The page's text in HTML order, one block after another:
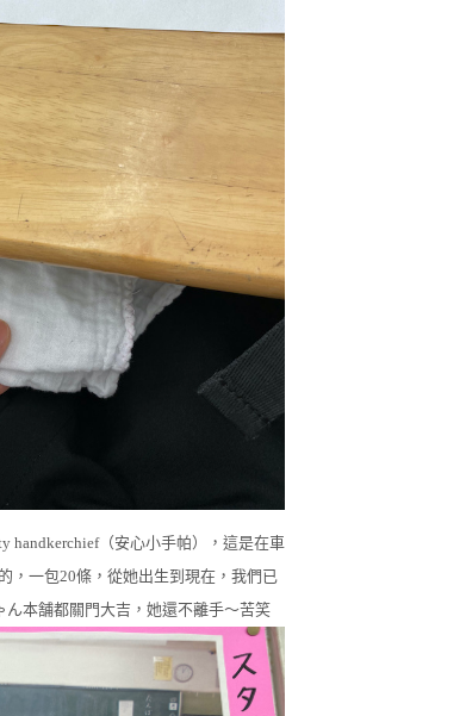
handkerchief（安心小手帕），這是在車
，一包20條，從她出生到現在，我們已
ん本舗都關門大吉，她還不離手～苦笑